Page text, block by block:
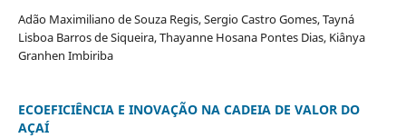
Adão Maximiliano de Souza Regis, Sergio Castro Gomes, Tayná
Lisboa Barros de Siqueira, Thayanne Hosana Pontes Dias, Kiânya
Granhen Imbiriba
ECOEFICIÊNCIA E INOVAÇÃO NA CADEIA DE VALOR DO
AÇAÍ